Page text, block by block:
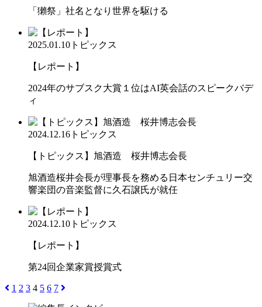
「獺祭」社名となり世界を駆ける
2025.01.10 トピックス
【レポート】
2024年のサブスク大賞１位はAI英会話のスピークバデ
ィ
2024.12.16 トピックス
【トピックス】旭酒造 桜井博志会長
旭酒造桜井会長が理事長を務める日本センチュリー交
響楽団の音楽監督に久石譲氏が就任
2024.12.10 トピックス
【レポート】
第24回企業家賞授賞式
1 2 3 4 5 6 7